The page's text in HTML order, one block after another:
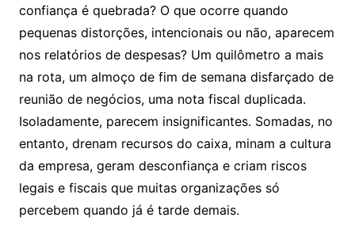
confiança é quebrada? O que ocorre quando
pequenas distorções, intencionais ou não, aparecem
nos relatórios de despesas? Um quilômetro a mais
na rota, um almoço de fim de semana disfarçado de
reunião de negócios, uma nota fiscal duplicada.
Isoladamente, parecem insignificantes. Somadas, no
entanto, drenam recursos do caixa, minam a cultura
da empresa, geram desconfiança e criam riscos
legais e fiscais que muitas organizações só
percebem quando já é tarde demais.